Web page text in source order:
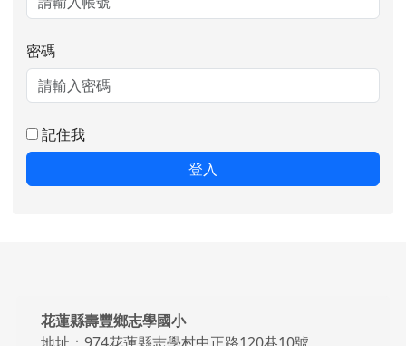
密碼
記住我
登入
頁尾區域內容
花蓮縣壽豐鄉志學國小